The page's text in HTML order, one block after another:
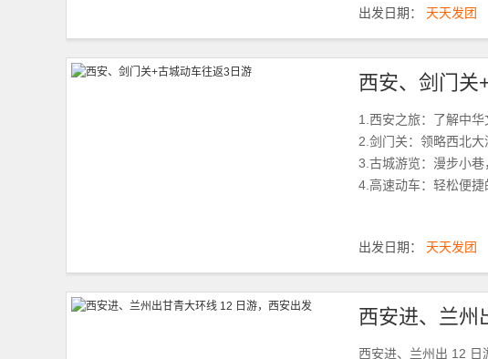
出发日期： 天天发团
出发日期： 天天发团
西安、剑门关
1.西安之旅：了解中华
2.剑门关：领略西北大
3.古城游览：漫步小巷
4.高速动车：轻松便
西安进、兰州
西安进、兰州出 12 日